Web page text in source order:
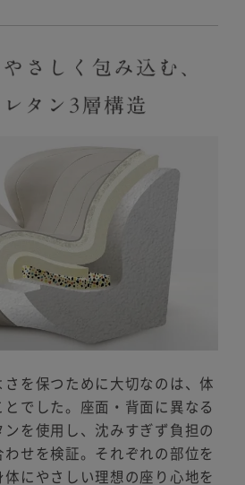
さを保つために大切なのは、体
でした。座面・背面に異なる
を使用し、沈みすぎず負担の
せを検証。それぞれの部位を
にやさしい理想の座り心地を